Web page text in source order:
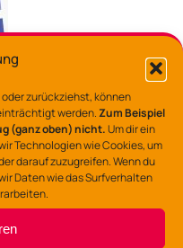
zurückziehst, können
werden.Zum Beispiel
(ganz oben) nicht.Um dir ein
Technologien wie Cookies, um
darauf zuzugreifen. Wenn du
Daten wie das Surfverhalten
Toleranz und
e.V.